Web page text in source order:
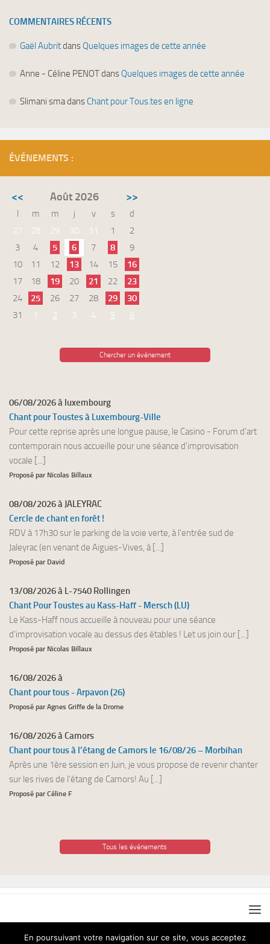
COMMENTAIRES RÉCENTS
Gaël Aubritdans Quelques images de cette année
Anne - Céline PENOTdans Quelques images de cette année
Slimani smadans Chant pour Tous.tes en ligne
ÉVÉNEMENTS :
<< Août 2026 >>
l m m j v s
d
27
28 29 30 31 1
2
3
4 5 6 7 8
9
10
11 12 13 14 15
16
17
18 19 20 21 22
23
24
25 26 27 28 29
30
31
1 2 3 4 5 6
Chercher un événement
06/08/2026 à luxembourg
Chant pour Toustes à Luxembourg-Ville
Pour cette reprise après une longue pause, le Casino - Forum d'art
contemporain nous accueille pour une séance d'improvisation
vocale [...]
Proposé par Nicolas Billaux
08/08/2026 à JALEYRAC
Cercle de chant en forêt !
RDV à 17h30 sur le parking de la voie verte, à l'entrée sud de
Jaleyrac (en venant de Aigues-Vives, à [...]
Proposé par David
13/08/2026 à L-7540 Rollingen
Chant Pour Toustes au Kass-Haff - Mersch (LU)
Le Kass-Haff nous accueille à nouveau pour une séance
d'improvisation vocale au dessus des étables ! Let us join our [...]
Proposé par Nicolas Billaux
16/08/2026 à
Chant pour tous - Arpavon (26)
Proposé par Agnes Griffe de la Drome
16/08/2026 à Camors
Chant pour tous à l’étang de Camors le 16/08/26 – Morbihan
Après une 1ère session en Juin, je vous propose de revenir chanter
sur les rives de l’étang de Camors! Au [...]
Proposé par Céline F
Tous les événements
En poursuivant votre navigation sur ce site, vous acceptez